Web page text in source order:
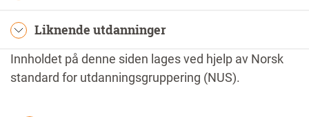
Liknende utdanninger
Innholdet på denne siden lages ved hjelp av Norsk
standard for utdanningsgruppering (NUS).